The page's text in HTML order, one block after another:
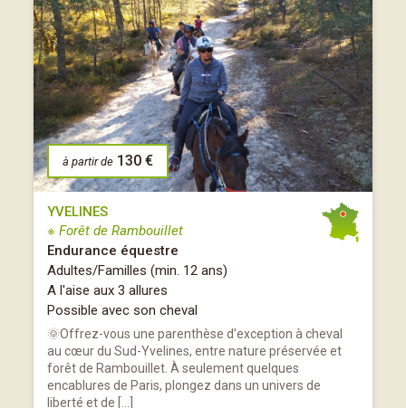
à partir de 130 €
YVELINES
※ Forêt de Rambouillet
Endurance équestre
Adultes/Familles (min. 12 ans)
A l'aise aux 3 allures
Possible avec son cheval
🌞Offrez-vous une parenthèse d’exception à cheval
au cœur du Sud-Yvelines, entre nature préservée et
forêt de Rambouillet. À seulement quelques
encablures de Paris, plongez dans un univers de
liberté et de […]